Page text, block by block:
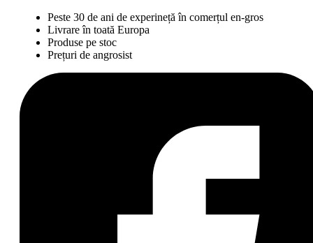
Peste 30 de ani de experineță în comerțul en-gros
Livrare în toată Europa
Produse pe stoc
Prețuri de angrosist